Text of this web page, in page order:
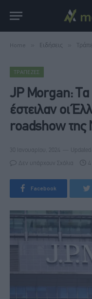
Home Ειδήσεις
ΤΡΆΠΕΖΕΣ
JP Morgan: Τα
έστειλαν οι
roadshow της
30 Ιανουαρίου, 2024 Updated:
Δεν υπάρχουν Σχόλια
Facebook